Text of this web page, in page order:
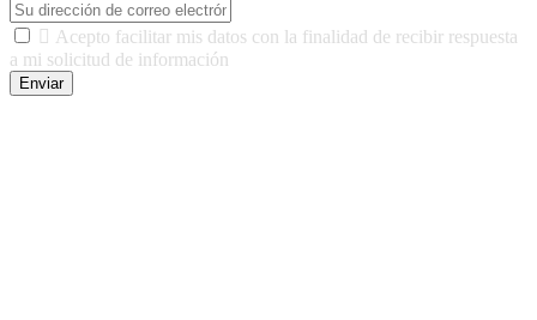
 Acepto facilitar mis datos con la finalidad de recibir respuesta
a mi solicitud de información
Enviar